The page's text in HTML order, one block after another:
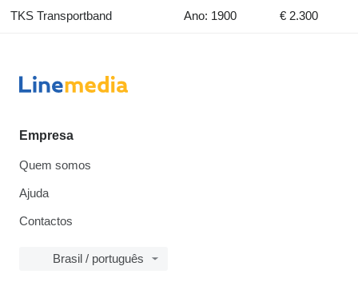
TKS Transportband Ano: 1900 € 2.300
Empresa
Quem somos
Ajuda
Contactos
Brasil / português